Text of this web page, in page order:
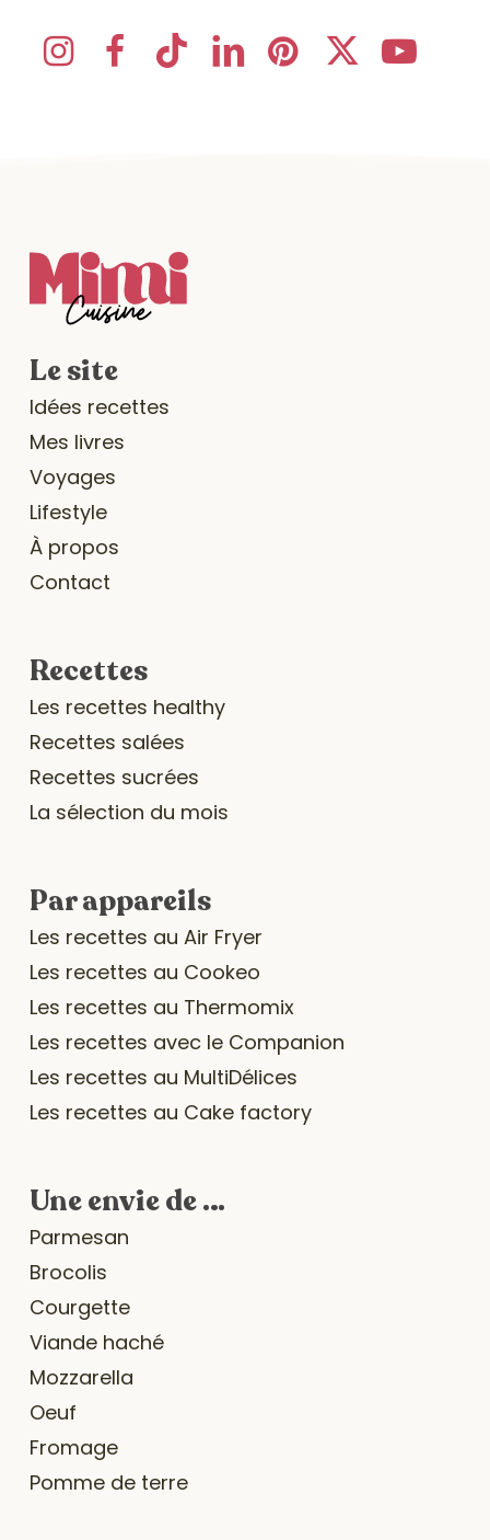
Le site
Idées recettes
Mes livres
Voyages
Lifestyle
À propos
Contact
Recettes
Les recettes healthy
Recettes salées
Recettes sucrées
La sélection du mois
Par appareils
Les recettes au Air Fryer
Les recettes au Cookeo
Les recettes au Thermomix
Les recettes avec le Companion
Les recettes au MultiDélices
Les recettes au Cake factory
Une envie de …
Parmesan
Brocolis
Courgette
Viande haché
Mozzarella
Oeuf
Fromage
Pomme de terre